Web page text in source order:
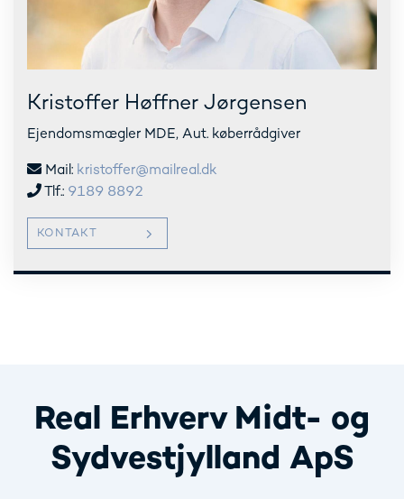
Kristoffer Høffner Jørgensen
Ejendomsmægler MDE, Aut. køberrådgiver
Mail: kristoffer@mailreal.dk
Tlf.: 9189 8892
KONTAKT
Real Erhverv Midt- og
Sydvestjylland ApS